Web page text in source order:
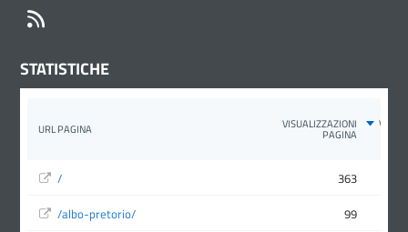
STATISTICHE